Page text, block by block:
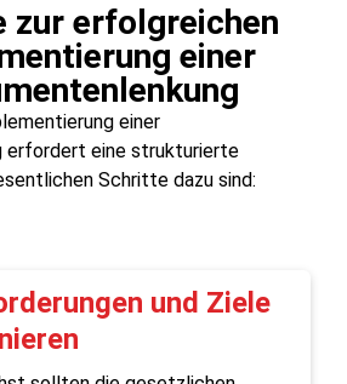
zur erfolgreichen
einer
einer
erfordert eine strukturierte
Schritte dazu sind:
und Ziele